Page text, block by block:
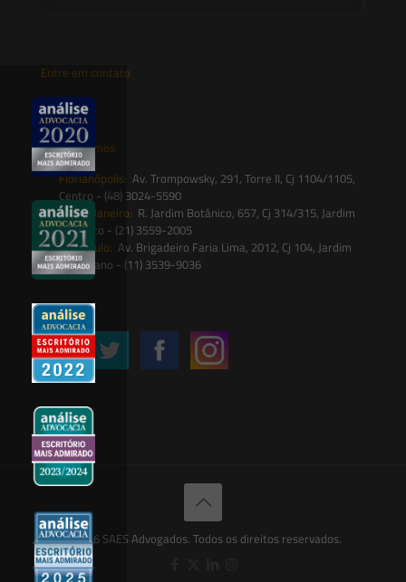
Entre em contato
contato@saesadvogados.com.br
Onde estamos
Florianópolis: Av. Trompowsky, 291, Torre II, Cj 1104/1105,
Centro - (48) 3024-5590
Rio de Janeiro: R. Jardim Botânico, 657, Cj 314/315, Jardim
Botânico - (21) 3559-2005
São Paulo: Av. Brigadeiro Faria Lima, 2012, Cj 104, Jardim
Paulistano - (11) 3539-9036
Siga-nos
© 2026 SAES Advogados. Todos os direitos reservados.